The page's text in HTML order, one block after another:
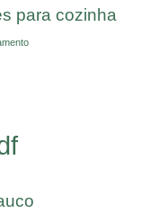
para cozinha